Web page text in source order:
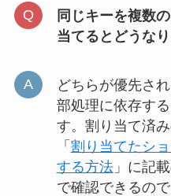
同じキーを複数
当てるとどうな
どちらが優先さ
部処理に依存す
す。割り当て済
「 割り当てたシ
する方法」に記
で確認できるの